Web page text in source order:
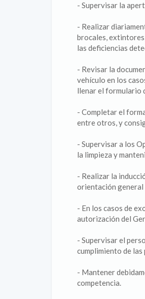
- Supervisar la
- Realizar
brocales,
las deficiencias
- Revisar la
vehículo en los
llenar el formulario
- Completar el
entre otros, y
- Supervisar a los
la limpieza y
- Realizar la
orientación general
- En los casos de
autorización del
- Supervisar el
cumplimiento de
- Mantener
competencia.